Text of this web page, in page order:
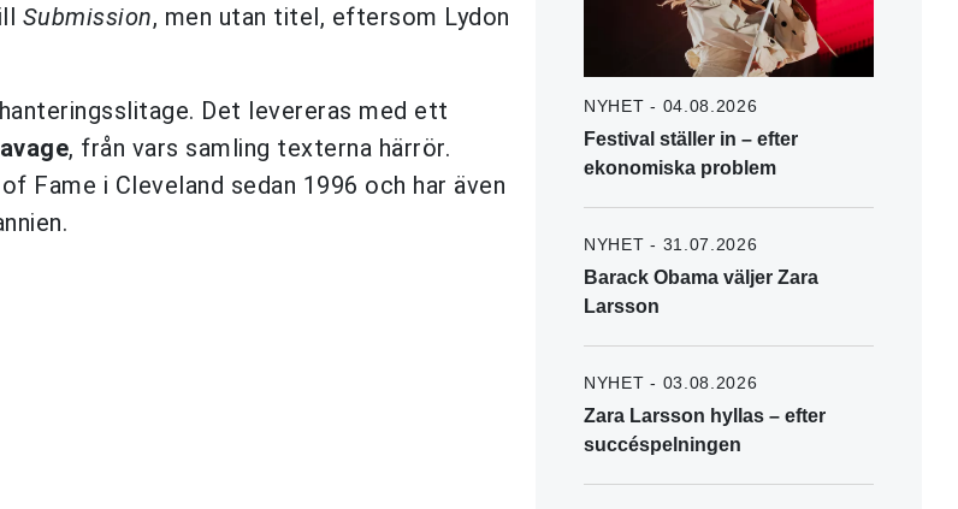
Submission, men utan titel, eftersom Lydon
Det levereras med ett
, från vars samling texterna härrör.
Fame i Cleveland sedan 1996 och har även
NYHET - 04.08.2026
Festival ställer in – efter
ekonomiska problem
NYHET - 31.07.2026
Barack Obama väljer Zara
Larsson
NYHET - 03.08.2026
Zara Larsson hyllas – efter
succéspelningen